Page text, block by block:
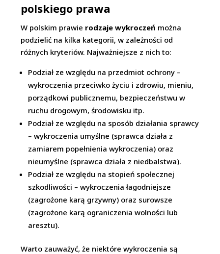
polskiego prawa
W polskim prawie rodzaje wykroczeń można
podzielić na kilka kategorii, w zależności od
różnych kryteriów. Najważniejsze z nich to:
Podział ze względu na przedmiot ochrony –
wykroczenia przeciwko życiu i zdrowiu, mieniu,
porządkowi publicznemu, bezpieczeństwu w
ruchu drogowym, środowisku itp.
Podział ze względu na sposób działania sprawcy
– wykroczenia umyślne (sprawca działa z
zamiarem popełnienia wykroczenia) oraz
nieumyślne (sprawca działa z niedbalstwa).
Podział ze względu na stopień społecznej
szkodliwości – wykroczenia łagodniejsze
(zagrożone karą grzywny) oraz surowsze
(zagrożone karą ograniczenia wolności lub
aresztu).
Warto zauważyć, że niektóre wykroczenia są